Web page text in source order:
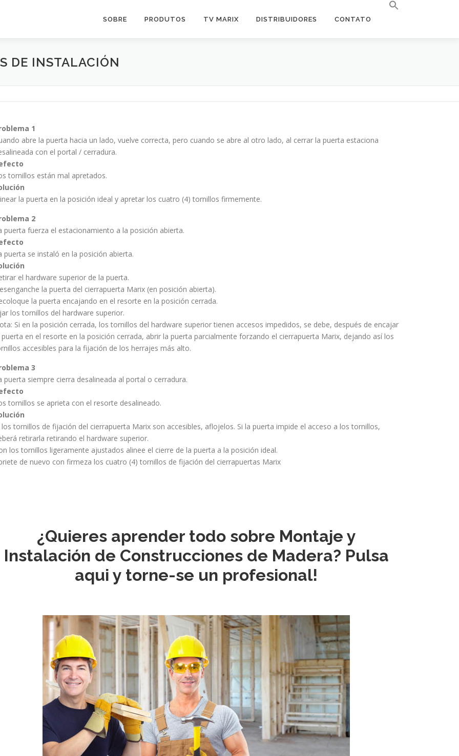
SOBRE PRODUTOS TV MARIX DISTRIBUIDORES CONTATO
DE INSTALACIÓN
1
abre la puerta hacia un lado, vuelve correcta, pero cuando se abre al otro lado, al cerrar la puerta estaciona
con el portal / cerradura.
tornillos están mal apretados.
la puerta en la posición ideal y apretar los cuatro (4) tornillos firmemente.
2
puerta fuerza el estacionamiento a la posición abierta.
puerta se instaló en la posición abierta.
el hardware superior de la puerta.
la puerta del cierrapuerta Marix (en posición abierta).
la puerta encajando en el resorte en la posición cerrada.
los tornillos del hardware superior.
Si en la posición cerrada, los tornillos del hardware superior tienen accesos impedidos, se debe, después de encajar
puerta en el resorte en la posición cerrada, abrir la puerta parcialmente forzando el cierrapuerta Marix, dejando así los
accesibles para la fijación de los herrajes más alto.
3
puerta siempre cierra desalineada al portal o cerradura.
tornillos se aprieta con el resorte desalineado.
los tornillos de fijación del cierrapuerta Marix son accesibles, aflojelos. Si la puerta impide el acceso a los tornillos,
retirarla retirando el hardware superior.
los tornillos ligeramente ajustados alinee el cierre de la puerta a la posición ideal.
de nuevo con firmeza los cuatro (4) tornillos de fijación del cierrapuertas Marix
¿Quieres aprender todo sobre Montaje y
Instalación de Construcciones de Madera? Pulsa
aqui y torne-se un profesional!